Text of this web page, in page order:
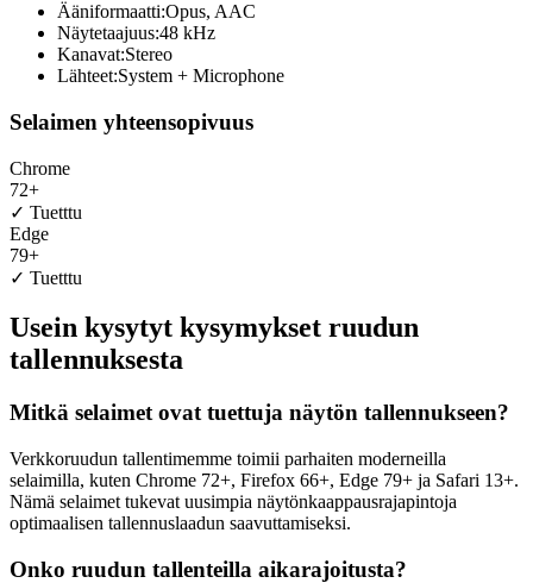
Ääniformaatti:Opus, AAC
Näytetaajuus:48 kHz
Kanavat:Stereo
Lähteet:System + Microphone
Selaimen yhteensopivuus
Chrome
72+
✓ Tuetttu
Edge
79+
✓ Tuetttu
Usein kysytyt kysymykset ruudun
tallennuksesta
Mitkä selaimet ovat tuettuja näytön tallennukseen?
Verkkoruudun tallentimemme toimii parhaiten moderneilla
selaimilla, kuten Chrome 72+, Firefox 66+, Edge 79+ ja Safari 13+.
Nämä selaimet tukevat uusimpia näytönkaappausrajapintoja
optimaalisen tallennuslaadun saavuttamiseksi.
Onko ruudun tallenteilla aikarajoitusta?